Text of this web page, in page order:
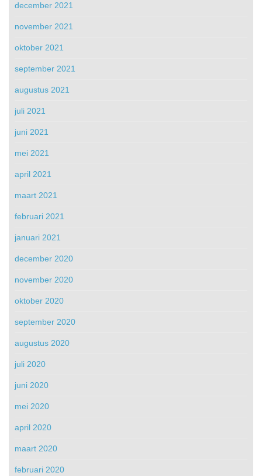
december 2021
november 2021
oktober 2021
september 2021
augustus 2021
juli 2021
juni 2021
mei 2021
april 2021
maart 2021
februari 2021
januari 2021
december 2020
november 2020
oktober 2020
september 2020
augustus 2020
juli 2020
juni 2020
mei 2020
april 2020
maart 2020
februari 2020